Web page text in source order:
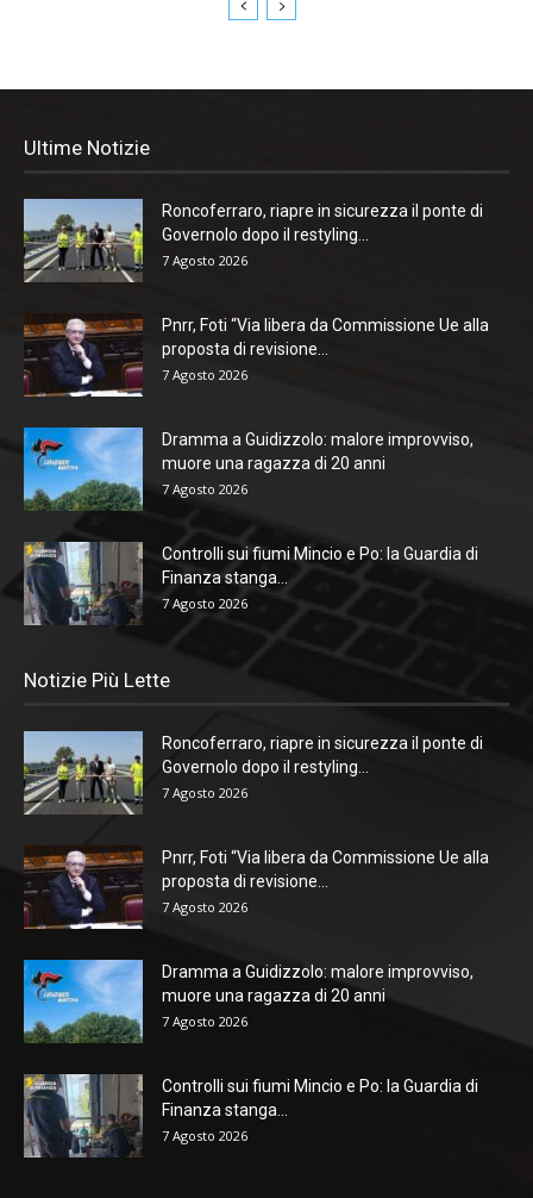
Ultime Notizie
Roncoferraro, riapre in sicurezza il ponte di
Governolo dopo il restyling...
7 Agosto 2026
Pnrr, Foti “Via libera da Commissione Ue alla
proposta di revisione...
7 Agosto 2026
Dramma a Guidizzolo: malore improvviso,
muore una ragazza di 20 anni
7 Agosto 2026
Controlli sui fiumi Mincio e Po: la Guardia di
Finanza stanga...
7 Agosto 2026
Notizie Più Lette
Roncoferraro, riapre in sicurezza il ponte di
Governolo dopo il restyling...
7 Agosto 2026
Pnrr, Foti “Via libera da Commissione Ue alla
proposta di revisione...
7 Agosto 2026
Dramma a Guidizzolo: malore improvviso,
muore una ragazza di 20 anni
7 Agosto 2026
Controlli sui fiumi Mincio e Po: la Guardia di
Finanza stanga...
7 Agosto 2026